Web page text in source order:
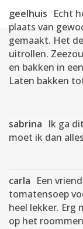
geelhuis Echt
plaats van
gemaakt. Het
uitrollen.
en bakken in
Laten bakken
sabrina Ik ga
moet ik dan
carla Een
tomatensoep
heel lekker. Erg
op het